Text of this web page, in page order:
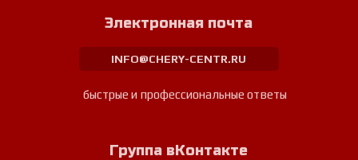
Электронная почта
INFO@CHERY-CENTR.RU
быстрые и профессиональные ответы
Группа вКонтакте